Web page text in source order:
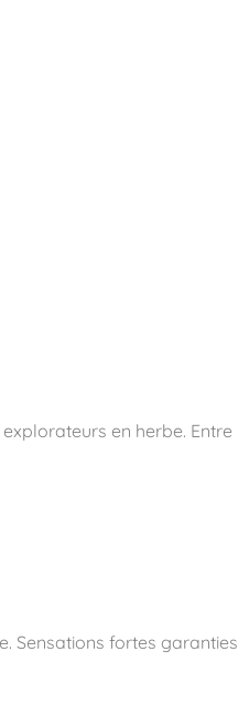
en herbe. Entre
Sensations fortes garanties